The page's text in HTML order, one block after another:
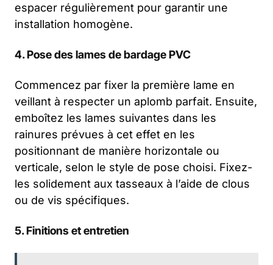
espacer régulièrement pour garantir une
installation homogène.
4. Pose des lames de bardage PVC
Commencez par fixer la première lame en
veillant à respecter un aplomb parfait. Ensuite,
emboîtez les lames suivantes dans les
rainures prévues à cet effet en les
positionnant de manière horizontale ou
verticale, selon le style de pose choisi. Fixez-
les solidement aux tasseaux à l’aide de clous
ou de vis spécifiques.
5. Finitions et entretien